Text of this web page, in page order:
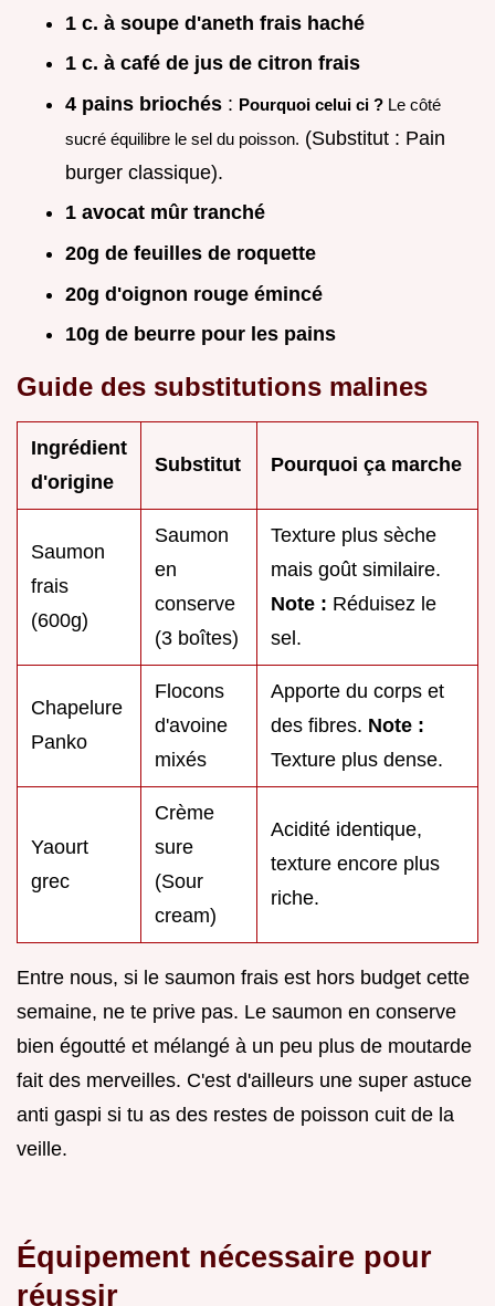
1 c. à soupe d'aneth frais haché
1 c. à café de jus de citron frais
4 pains briochés : Pourquoi celui ci ? Le côté
sucré équilibre le sel du poisson. (Substitut : Pain
burger classique).
1 avocat mûr tranché
20g de feuilles de roquette
20g d'oignon rouge émincé
10g de beurre pour les pains
Guide des substitutions malines
Ingrédient
d'origine
Substitut Pourquoi ça marche
Saumon
frais
(600g)
Saumon
en
conserve
(3 boîtes)
Texture plus sèche
mais goût similaire.
Note : Réduisez le
sel.
Chapelure
Panko
Flocons
d'avoine
mixés
Apporte du corps et
des fibres. Note :
Texture plus dense.
Yaourt
grec
Crème
sure
(Sour
cream)
Acidité identique,
texture encore plus
riche.
Entre nous, si le saumon frais est hors budget cette
semaine, ne te prive pas. Le saumon en conserve
bien égoutté et mélangé à un peu plus de moutarde
fait des merveilles. C'est d'ailleurs une super astuce
anti gaspi si tu as des restes de poisson cuit de la
veille.
Équipement nécessaire pour
réussir